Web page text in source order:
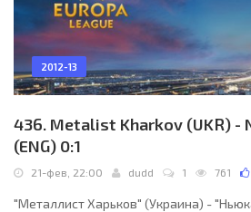
2012-13
436. Metalist Kharkov (UKR) -
(ENG) 0:1
21-фев, 22:00 dudd 1 761
"Металлист Харьков" (Украина) -